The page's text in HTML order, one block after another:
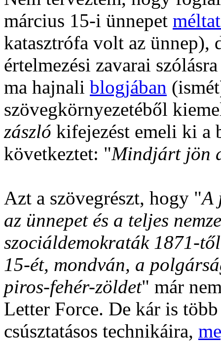
március 15-i ünnepet
katasztrófa volt az ünnep),
értelmezési zavarai
ma hajnali blogjában
szövegkörnyezetéből
zászló kifejezést emeli ki a
következtet: "Mindjárt jön
Azt a szövegrészt, hogy "A
az ünnepet és a teljes
szociáldemokraták 1871-
15-ét, mondván, a
piros-fehér-zöldet" már
Letter Force. De kár is
csúsztatásos technikáira,